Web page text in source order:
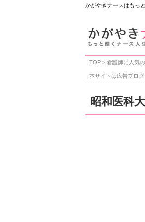
かがやきナースはもっ
TOP > 看護師に人気
本サイトは広告プロ
昭和医科